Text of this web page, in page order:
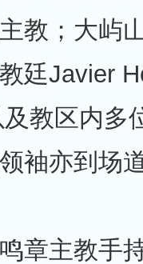
教；大屿
廷Javier
教区内多
袖亦到场
章主教手